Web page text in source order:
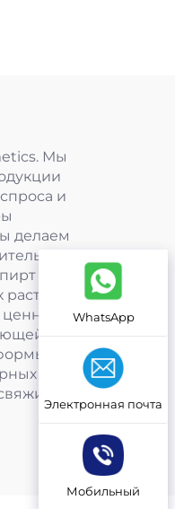
Мы
и
делаем
в
с
WhatsApp
Электронная почта
Мобильный